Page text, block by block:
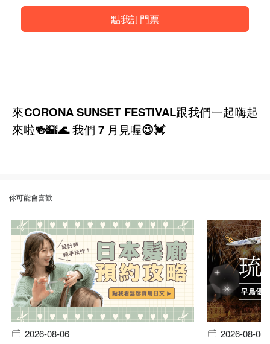
點我訂門票
來CORONA SUNSET FESTIVAL跟我們一起嗨起
來啦🍻🌇🌊 我們 7 月見喔😉💓
你可能會喜歡
2026-08-06 2026-08-06